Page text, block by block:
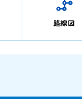
路線図